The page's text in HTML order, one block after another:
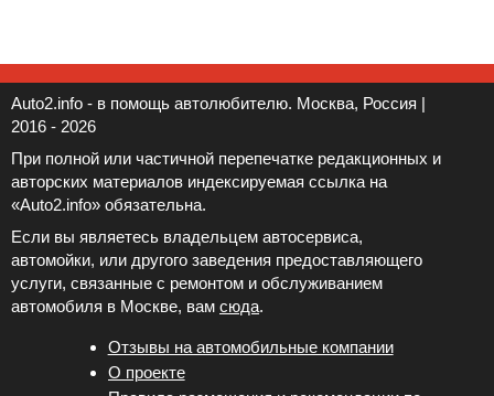
Auto2.info - в помощь автолюбителю. Москва, Россия |
2016 - 2026
При полной или частичной перепечатке редакционных и
авторских материалов индексируемая ссылка на
«Auto2.info» обязательна.
Если вы являетесь владельцем автосервиса,
автомойки, или другого заведения предоставляющего
услуги, связанные с ремонтом и обслуживанием
автомобиля в Москве, вам сюда.
Отзывы на автомобильные компании